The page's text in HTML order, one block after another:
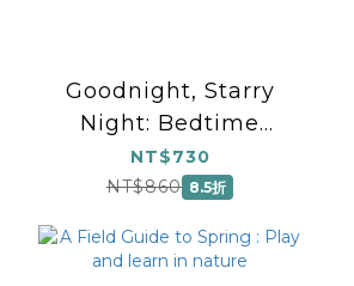
Goodnight, Starry
Night: Bedtime
poems inspired by
works of art
NT$730
NT$860 8.5折